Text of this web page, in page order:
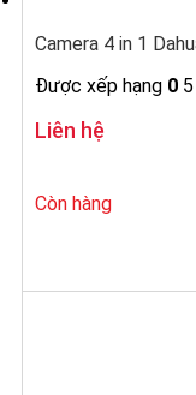
Camera 4 in 1
Được xếp hạng 0
Liên hệ
Còn hàng